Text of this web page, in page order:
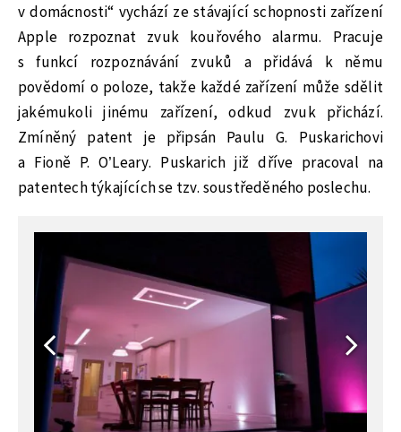
v domácnosti“ vychází ze stávající schopnosti zařízení
Apple rozpoznat zvuk kouřového alarmu. Pracuje
s funkcí rozpoznávání zvuků a přidává k němu
povědomí o poloze, takže každé zařízení může sdělit
jakémukoli jinému zařízení, odkud zvuk přichází.
Zmíněný patent je připsán Paulu G. Puskarichovi
a Fioně P. O’Leary. Puskarich již dříve pracoval na
patentech týkajících se tzv. soustředěného poslechu.